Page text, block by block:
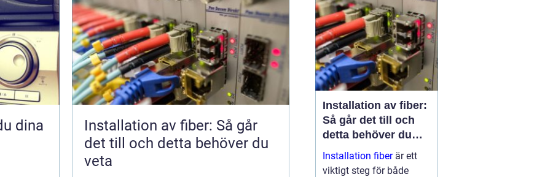
Installation av fiber: Så går
det till och detta behöver du
veta
går riskerar banden att
bli sämre. Genom att
föra11 juni 2026
Installation av fiber:
Så går det till och
detta behöver du
veta
Installation fiberär ett
viktigt steg för både